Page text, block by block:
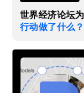
世界经济论坛为
行动做了什么？